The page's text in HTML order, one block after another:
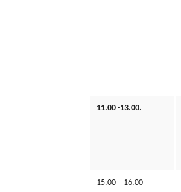
11.00 -13.00.
15.00 – 16.00